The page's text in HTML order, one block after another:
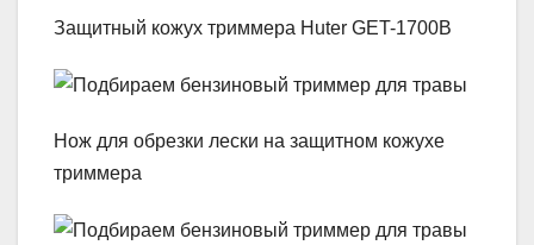
Защитный кожух триммера Huter GET-1700B
Нож для обрезки лески на защитном кожухе
триммера